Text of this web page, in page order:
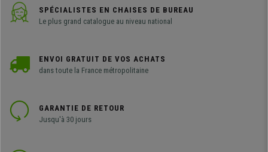
SPÉCIALISTES EN CHAISES DE BUREAU
Le plus grand catalogue au niveau national
ENVOI GRATUIT DE VOS ACHATS
dans toute la France métropolitaine
GARANTIE DE RETOUR
Jusqu'à 30 jours